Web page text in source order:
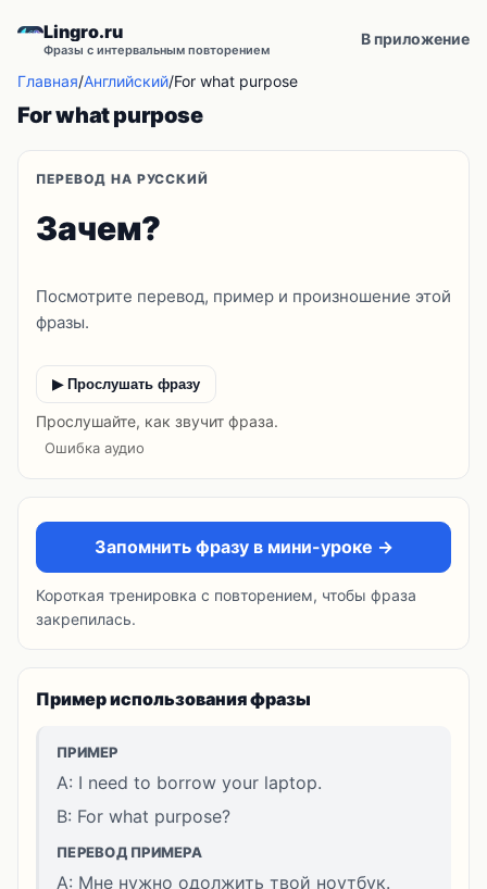
Lingro.ru
Фразы с интервальным повторением
В приложение
Главная/Английский/For what purpose
For what purpose
ПЕРЕВОД НА РУССКИЙ
Зачем?
Посмотрите перевод, пример и произношение этой
фразы.
▶ Прослушать фразу
Прослушайте, как звучит фраза.
Ошибка аудио
Запомнить фразу в мини-уроке →
Короткая тренировка с повторением, чтобы фраза
закрепилась.
Пример использования фразы
ПРИМЕР
A: I need to borrow your laptop.
B: For what purpose?
ПЕРЕВОД ПРИМЕРА
A: Мне нужно одолжить твой ноутбук.